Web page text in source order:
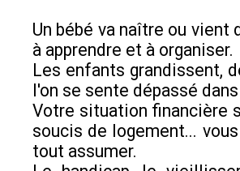
Un bébé va naître ou
à apprendre et à organiser.
Les enfants grandissent,
l'on se sente dépassé
Votre situation financière
soucis de logement...
tout assumer.